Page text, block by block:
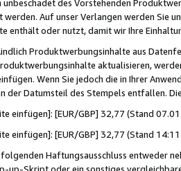
des Vorstehenden
werden. Auf unser Verlangen werden Sie
enthält oder nutzt, damit wir Ihre
Produktwerbungsinhalte aus
aktualisieren,
Wenn Sie jedoch die in Ihrer
der Datumsteil des Stempels entfallen.
einfügen]: [EUR/GBP] 32,77 (Stand
einfügen]: [EUR/GBP] 32,77 (Stand
Haftungsausschluss entweder
up-Skript oder ein sonstiges